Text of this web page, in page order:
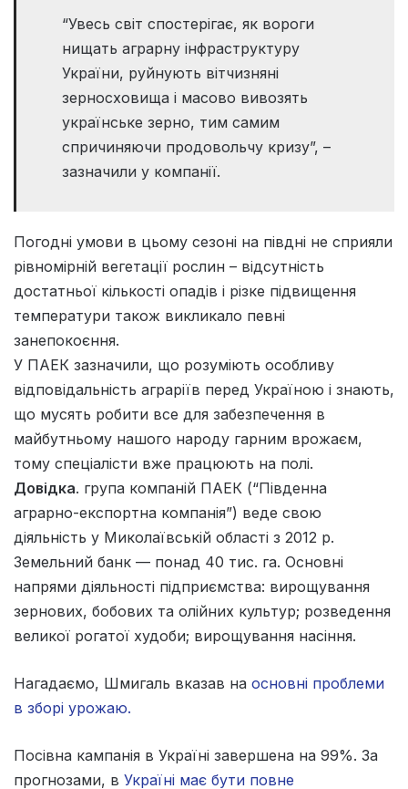
“Увесь світ спостерігає, як вороги
нищать аграрну інфраструктуру
України, руйнують вітчизняні
зерносховища і масово вивозять
українське зерно, тим самим
спричиняючи продовольчу кризу”, –
зазначили у компанії.
Погодні умови в цьому сезоні на півдні не сприяли
рівномірній вегетації рослин – відсутність
достатньої кількості опадів і різке підвищення
температури також викликало певні
занепокоєння.
У ПАЕК зазначили, що розуміють особливу
відповідальність аграріїв перед Україною і знають,
що мусять робити все для забезпечення в
майбутньому нашого народу гарним врожаєм,
тому спеціалісти вже працюють на полі.
Довідка. група компаній ПАЕК (“Південна
аграрно-експортна компанія”) веде свою
діяльність у Миколаївській області з 2012 р.
Земельний банк — понад 40 тис. га. Основні
напрями діяльності підприємства: вирощування
зернових, бобових та олійних культур; розведення
великої рогатої худоби; вирощування насіння.
Нагадаємо, Шмигаль вказав на основні проблеми
в зборі урожаю.
Посівна кампанія в Україні завершена на 99%. За
прогнозами, в Україні має бути повне